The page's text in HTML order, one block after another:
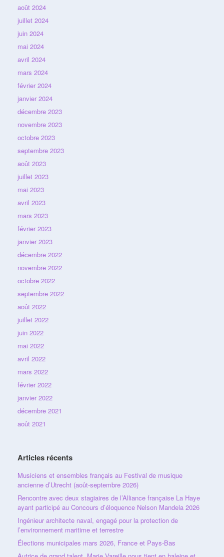
août 2024
juillet 2024
juin 2024
mai 2024
avril 2024
mars 2024
février 2024
janvier 2024
décembre 2023
novembre 2023
octobre 2023
septembre 2023
août 2023
juillet 2023
mai 2023
avril 2023
mars 2023
février 2023
janvier 2023
décembre 2022
novembre 2022
octobre 2022
septembre 2022
août 2022
juillet 2022
juin 2022
mai 2022
avril 2022
mars 2022
février 2022
janvier 2022
décembre 2021
août 2021
Articles récents
Musiciens et ensembles français au Festival de musique
ancienne d’Utrecht (août-septembre 2026)
Rencontre avec deux stagiaires de l’Alliance française La Haye
ayant participé au Concours d’éloquence Nelson Mandela 2026
Ingénieur architecte naval, engagé pour la protection de
l’environnement maritime et terrestre
Élections municipales mars 2026, France et Pays-Bas